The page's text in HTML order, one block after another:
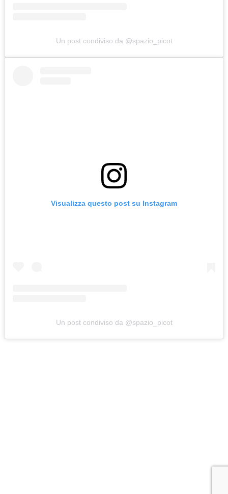
Un post condiviso da @spazio_picot
Visualizza questo post su Instagram
Un post condiviso da @spazio_picot